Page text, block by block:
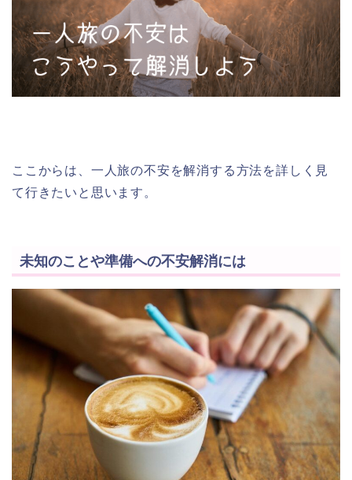
ここからは、一人旅の不安を解消する方法を詳しく見
て行きたいと思います。
未知のことや準備への不安解消には